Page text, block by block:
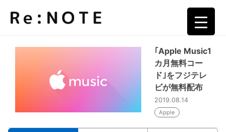
カテゴリー: Apple Music
｢Apple Music1
カ月無料コー
ド｣をフジテレ
ビが無料配布
2019.08.14
Apple
▼
▼